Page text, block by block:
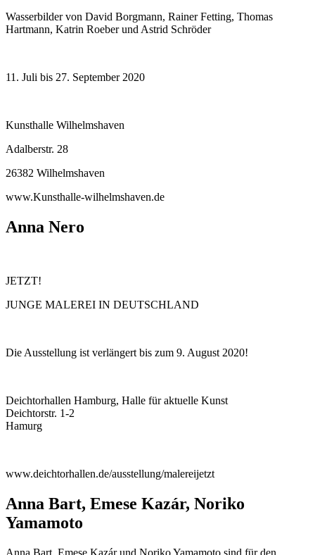
Wasserbilder von David Borgmann, Rainer Fetting, Thomas
Hartmann, Katrin Roeber und Astrid Schröder
11. Juli bis 27. September 2020
Kunsthalle Wilhelmshaven
Adalberstr. 28
26382 Wilhelmshaven
www.Kunsthalle-wilhelmshaven.de
Anna Nero
JETZT!
JUNGE MALEREI IN DEUTSCHLAND
Die Ausstellung ist verlängert bis zum 9. August 2020!
Deichtorhallen Hamburg, Halle für aktuelle Kunst
Deichtorstr. 1-2
Hamurg
www.deichtorhallen.de/ausstellung/malereijetzt
Anna Bart, Emese Kazár, Noriko
Yamamoto
Anna Bart, Emese Kazár und Noriko Yamamoto sind für den